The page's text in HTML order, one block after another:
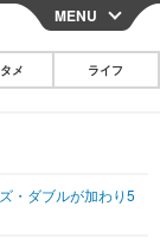
CLOSE
MENU
メ ライフ
・ダブルが加わり5